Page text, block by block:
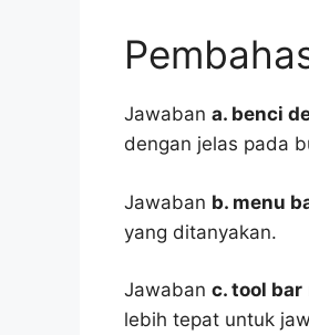
Jawaban a. benci
dengan jelas pada
Jawaban b. menu
yang ditanyakan.
Jawaban c. tool bar
lebih tepat untuk